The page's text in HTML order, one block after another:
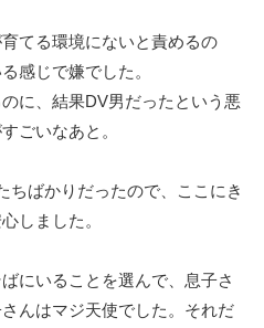
てる環境にないと責めるの
感じで嫌でした。
に、結果DV男だったという悪
ごいなあと。
ちばかりだったので、ここにき
しました。
にいることを選んで、息子さ
んはマジ天使でした。それだ